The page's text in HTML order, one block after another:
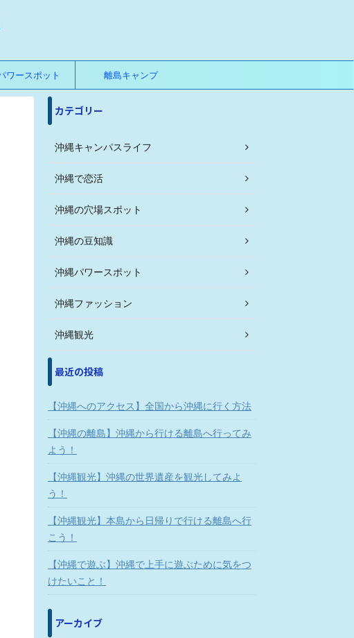
ワースポット 離島キャンプ
カテゴリー
沖縄キャンパスライフ
沖縄で恋活
沖縄の穴場スポット
沖縄の豆知識
沖縄パワースポット
沖縄ファッション
沖縄観光
最近の投稿
【沖縄へのアクセス】全国から沖縄に行く方法
【沖縄の離島】沖縄から行ける離島へ行ってみ
よう！
【沖縄観光】沖縄の世界遺産を観光してみよ
う！
【沖縄観光】本島から日帰りで行ける離島へ行
こう！
【沖縄で遊ぶ】沖縄で上手に遊ぶために気をつ
けたいこと！
アーカイブ